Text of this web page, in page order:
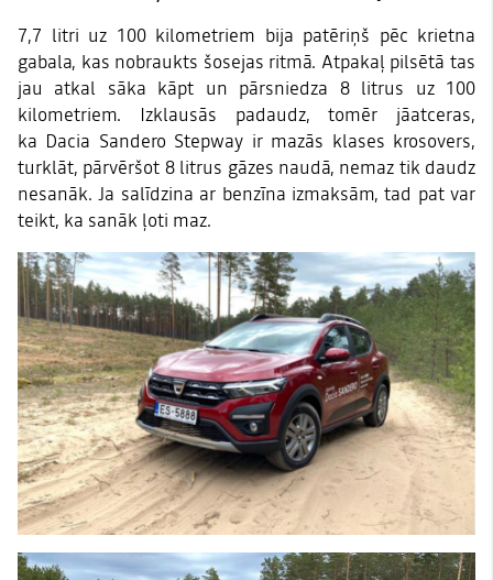
7,7 litri uz 100 kilometriem bija patēriņš pēc krietna
gabala, kas nobraukts šosejas ritmā. Atpakaļ pilsētā tas
jau atkal sāka kāpt un pārsniedza 8 litrus uz 100
kilometriem. Izklausās padaudz, tomēr jāatceras,
ka Dacia SanderoStepway ir mazās klases krosovers,
turklāt, pārvēršot 8 litrus gāzes naudā, nemaz tik daudz
nesanāk. Ja salīdzina ar benzīna izmaksām, tad pat var
teikt, ka sanāk ļoti maz.